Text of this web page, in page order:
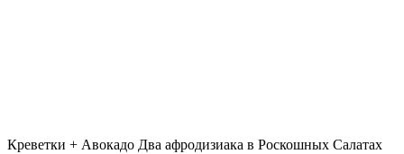
Креветки + Авокадо Два афродизиака в Роскошных Салатах